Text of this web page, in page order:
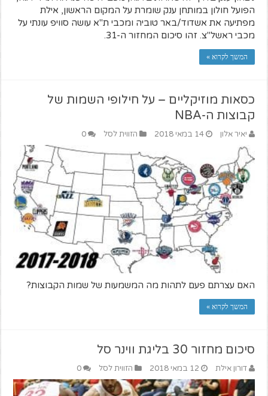
הפועל חולון במותחן ענק שומרת על המקום הראשון, אילת
מפתיעה את אשדוד/באר טוביה ומכבי ת"א עושה סוויפ עונתי על
מכבי ראשל"צ. זהו סיכום המחזור ה-31.
המשך לקרוא »
כסאות מוזיקליים – על חילופי השמות של
קבוצות ה-NBA
יאיר אלון 14 במאי 2018 הזווית לסל 0
האם עצרתם פעם לתהות מה המשמעות של שמות הקבוצות?
המשך לקרוא »
סיכום מחזור 30 בליגת ווינר סל
דורון אילת 12 במאי 2018 הזווית לסל 0